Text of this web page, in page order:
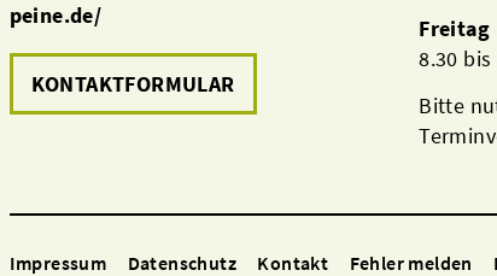
peine.de/
KONTAKTFORMULAR
Freitag
8.30
Bitte
Impressum Datenschutz Kontakt Fehler melden